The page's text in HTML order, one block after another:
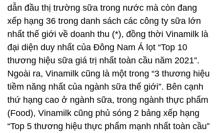
dẫn đầu thị trường sữa trong nước mà còn đang
xếp hạng 36 trong danh sách các công ty sữa lớn
nhất thế giới về doanh thu (*), đồng thời Vinamilk là
đại diện duy nhất của Đông Nam Á lọt “Top 10
thương hiệu sữa giá trị nhất toàn cầu năm 2021”.
Ngoài ra, Vinamilk cũng là một trong “3 thương hiệu
tiềm năng nhất của ngành sữa thế giới”. Bên cạnh
thứ hạng cao ở ngành sữa, trong ngành thực phẩm
(Food), Vinamilk cũng phủ sóng 2 bảng xếp hạng
“Top 5 thương hiệu thực phẩm mạnh nhất toàn cầu”